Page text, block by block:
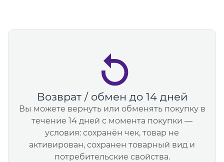
Возврат / обмен до 14 дней
Вы можете вернуть или обменять покупку в
течение 14 дней с момента покупки —
условия: сохранён чек, товар не
активирован, сохранен товарный вид и
потребительские свойства.